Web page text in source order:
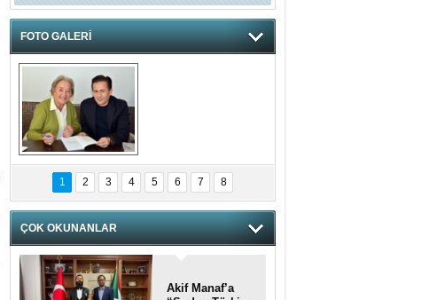
FOTO GALERİ
hnzzzna
1 2 3 4 5 6 7 8
ÇOK OKUNANLAR
Akif Manaf’a